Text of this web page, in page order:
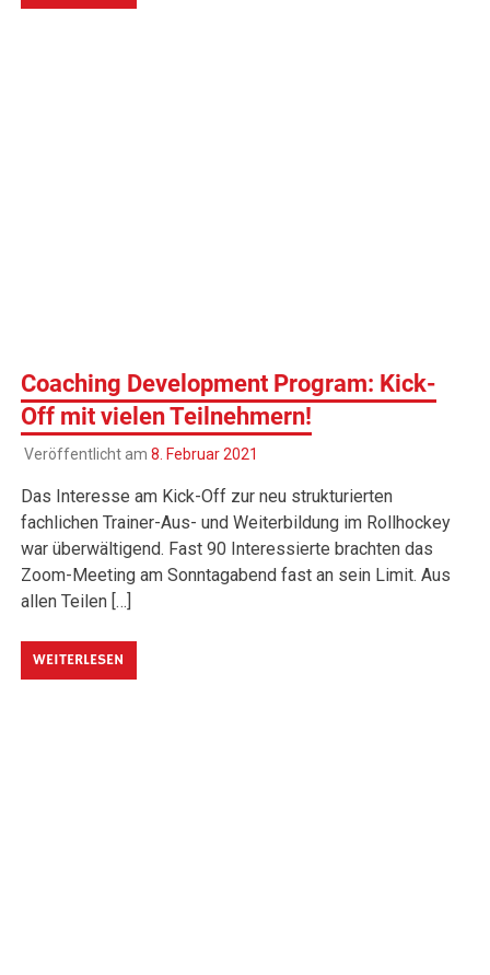
Coaching Development Program: Kick-
Off mit vielen Teilnehmern!
Veröffentlicht am 8. Februar 2021
Das Interesse am Kick-Off zur neu strukturierten
fachlichen Trainer-Aus- und Weiterbildung im Rollhockey
war überwältigend. Fast 90 Interessierte brachten das
Zoom-Meeting am Sonntagabend fast an sein Limit. Aus
allen Teilen […]
WEITERLESEN